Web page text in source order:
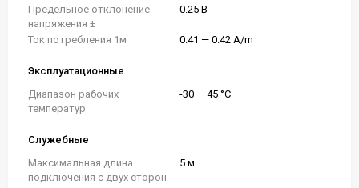
Предельное отклонение
напряжения ±
0.25 В
Ток потребления 1м 0.41 — 0.42 A/m
Эксплуатационные
Диапазон рабочих
температур
-30 — 45 °C
Служебные
Максимальная длина
подключения с двух сторон
5 м